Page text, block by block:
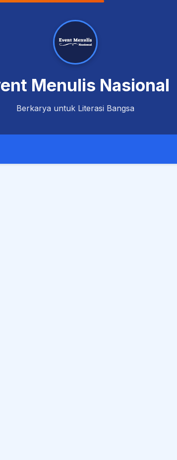
Menulis Nasional
Berkarya untuk Literasi Bangsa